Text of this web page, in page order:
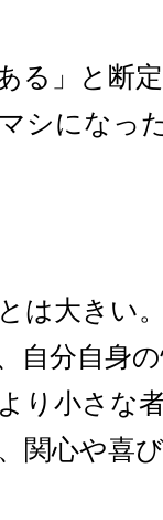
る」と断
シになっ
は大きい
自分自身
り小さな
関心や喜